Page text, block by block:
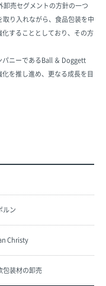
卸売セグメントの方針の一つ
取り入れながら、食品包装を中
することとしており、その方
パニーであるBall ＆ Doggett
を推し進め、更なる成長を目
ルン
Christy
包装材の卸売